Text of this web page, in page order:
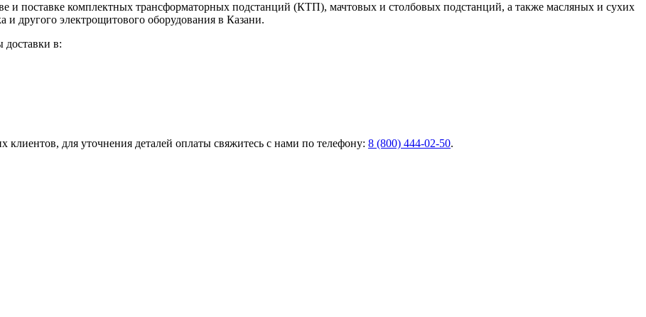
и поставке комплектных трансформаторных подстанций (КТП), мачтовых и столбовых подстанций, а также масляных и сухих
другого электрощитового оборудования в Казани.
доставки в:
клиентов, для уточнения деталей оплаты свяжитесь с нами по телефону: 8 (800) 444-02-50.